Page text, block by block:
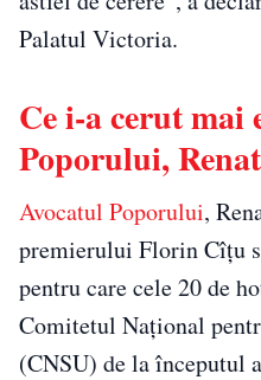
Palatul Victoria.
Ce i-a cerut mai
Poporului,
Avocatul Poporului,
premierului Florin Cîţu
pentru care cele 20 de
Comitetul Naţional
(CNSU) de la începutul